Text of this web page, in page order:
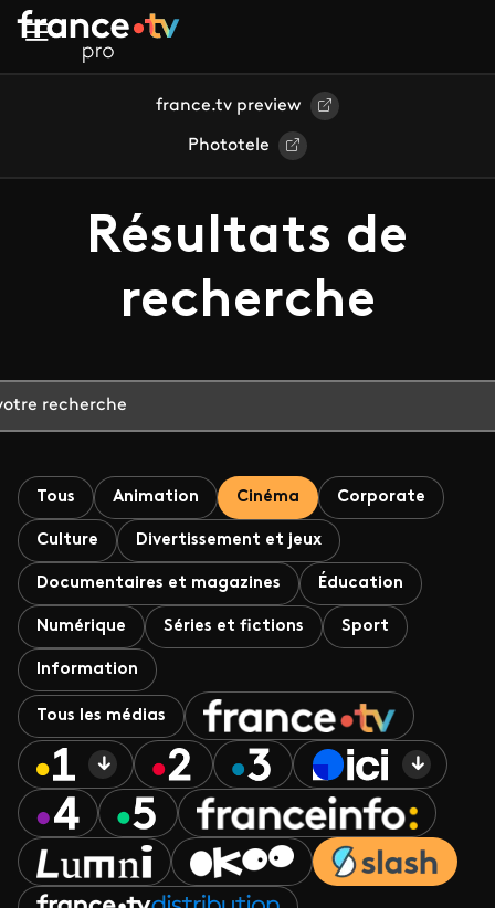
Aller au contenu principal
france.tv preview
Phototele
Résultats de
recherche
Tous Animation Cinéma Corporate
Culture Divertissement et jeux
Documentaires et magazines Éducation
Numérique Séries et fictions Sport
Information
Tous les médias